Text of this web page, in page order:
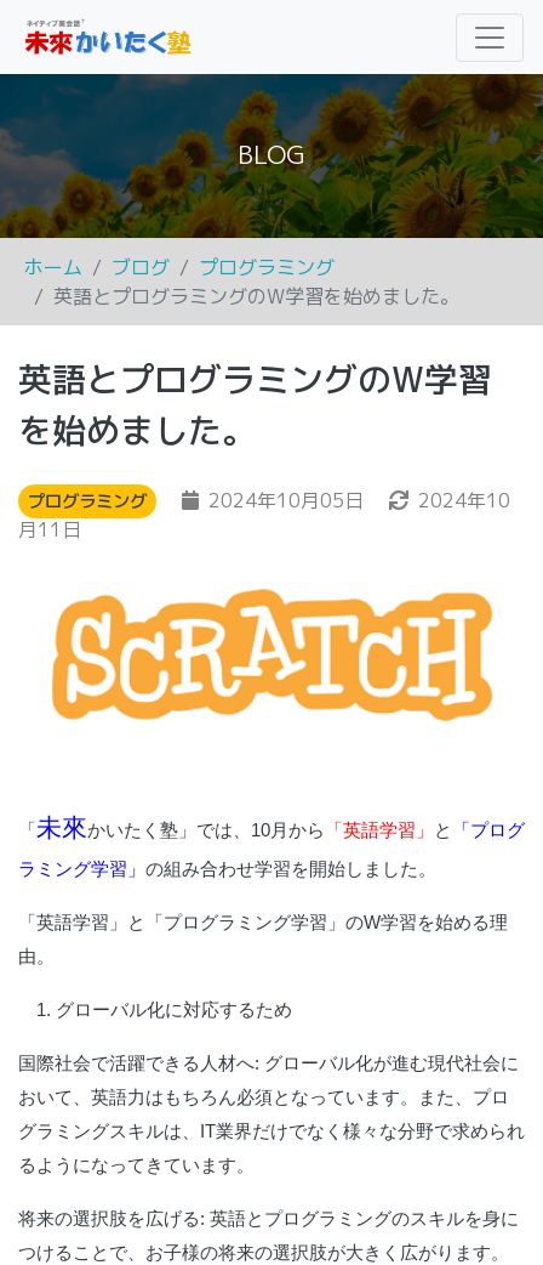
BLOG
ホーム ブログ
プログラミング
英語とプログラミングのW学習を始めました。
英語とプログラミングのW学習
を始めました。
プログラミング 2024年10月05日
2024年10
月11日
「 未來かいたく塾」では、10月から 「 英語学習 」 と 「 プログ
ラミング学習 」 の組み合わせ学習を開始しました。
「英語学習」と「プログラミング学習」のW学習を始める理
由。
1. グローバル化に対応するため
国際社会で活躍できる人材へ: グローバル化が進む現代社会に
おいて、英語力はもちろん必須となっています。また、プロ
グラミングスキルは、IT業界だけでなく様々な分野で求められ
るようになってきています。
将来の選択肢を広げる: 英語とプログラミングのスキルを身に
つけることで、お子様の将来の選択肢が大きく広がります。